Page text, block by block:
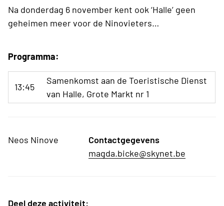
Na donderdag 6 november kent ook ‘Halle’ geen
geheimen meer voor de Ninovieters…
Programma:
13:45
Samenkomst aan de Toeristische Dienst
van Halle, Grote Markt nr 1
Neos Ninove
Contactgegevens
magda.bicke@skynet.be
Deel deze activiteit: